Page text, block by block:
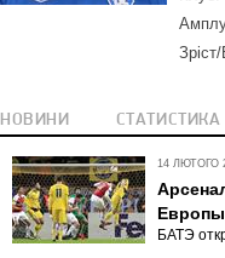
НОВИНИ СТАТИСТИКА
14 ЛЮТОГО
Европы
БАТЭ